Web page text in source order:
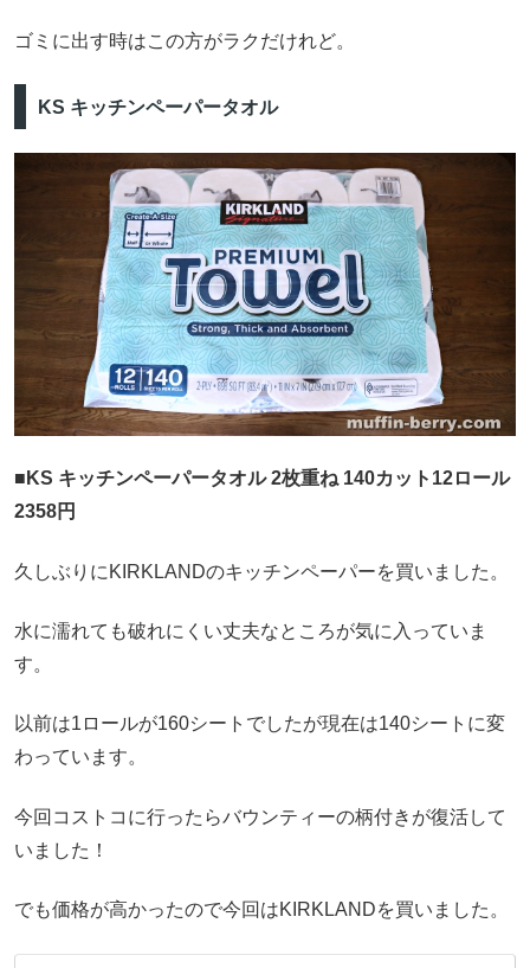
ゴミに出す時はこの方がラクだけれど。
KS キッチンペーパータオル
■KS キッチンペーパータオル 2枚重ね 140カット12ロール
2358円
久しぶりにKIRKLANDのキッチンペーパーを買いました。
水に濡れても破れにくい丈夫なところが気に入っていま
す。
以前は1ロールが160シートでしたが現在は140シートに変
わっています。
今回コストコに行ったらバウンティーの柄付きが復活して
いました！
でも価格が高かったので今回はKIRKLANDを買いました。